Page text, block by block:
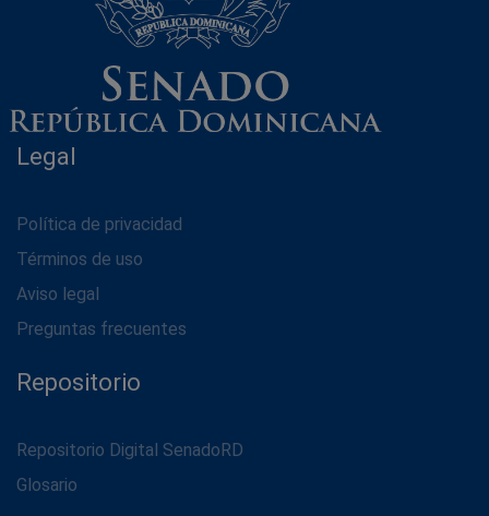
Legal
Política de privacidad
Términos de uso
Aviso legal
Preguntas frecuentes
Repositorio
Repositorio Digital SenadoRD
Glosario